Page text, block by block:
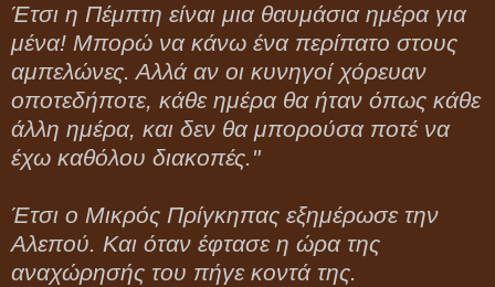
Έτσι η Πέμπτη είναι μια θαυμάσια ημέρα για
μένα! Μπορώ να κάνω ένα περίπατο στους
αμπελώνες. Αλλά αν οι κυνηγοί χόρευαν
οποτεδήποτε, κάθε ημέρα θα ήταν όπως κάθε
άλλη ημέρα, και δεν θα μπορούσα ποτέ να
έχω καθόλου διακοπές."
Έτσι ο Μικρός Πρίγκηπας εξημέρωσε την
Αλεπού. Και όταν έφτασε η ώρα της
αναχώρησής του πήγε κοντά της.